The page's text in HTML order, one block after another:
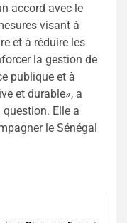
accord avec le
visant à
et à réduire les
la gestion de
publique et à
et durable», a
Elle a
le Sénégal